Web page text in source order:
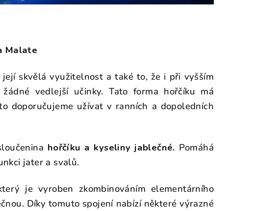
Malate
skvělá využitelnost a také to, že i při vyšším
žádné vedlejší učinky. Tato forma hořčíku má
doporučujeme užívat v ranních a dopoledních
hořčíku a kyseliny jablečné. Pomáhá
jater a svalů.
je vyroben zkombinováním elementárního
Díky tomuto spojení nabízí některé výrazné